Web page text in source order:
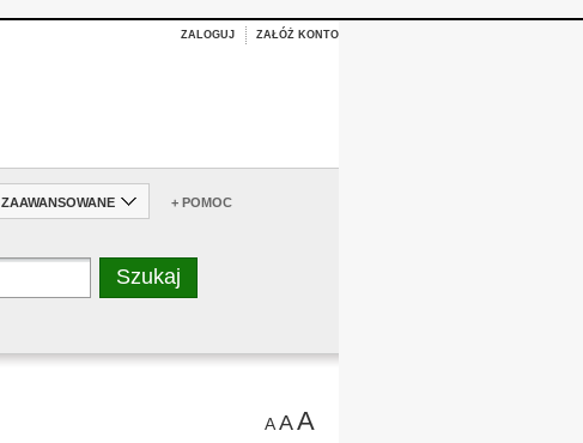
ZALOGUJ ZAŁÓŻ KONTO
ZAAWANSOWANE + POMOC
AAA